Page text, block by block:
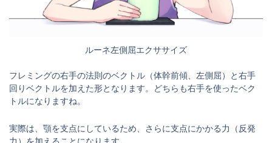
ルーネ左側屈エクササイズ
フレミングの右手の法則のベクトル（体幹前傾、左側屈）と右手
回りベクトルを加えた形となります。どちらも右手を使ったベク
トルになりますね。
実際は、顎を支点にしているため、さらに支点にかかる力（反発